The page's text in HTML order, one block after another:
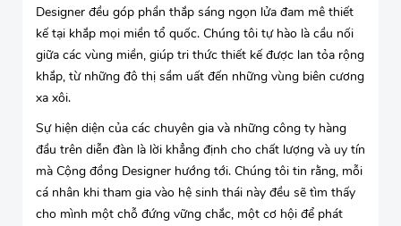
Designer đều góp phần thắp sáng ngọn lửa đam mê thiết
kế tại khắp mọi miền tổ quốc. Chúng tôi tự hào là cầu nối
giữa các vùng miền, giúp tri thức thiết kế được lan tỏa rộng
khắp, từ những đô thị sầm uất đến những vùng biên cương
xa xôi.
Sự hiện diện của các chuyên gia và những công ty hàng
đầu trên diễn đàn là lời khẳng định cho chất lượng và uy tín
mà Cộng đồng Designer hướng tới. Chúng tôi tin rằng, mỗi
cá nhân khi tham gia vào hệ sinh thái này đều sẽ tìm thấy
cho mình một chỗ đứng vững chắc, một cơ hội để phát